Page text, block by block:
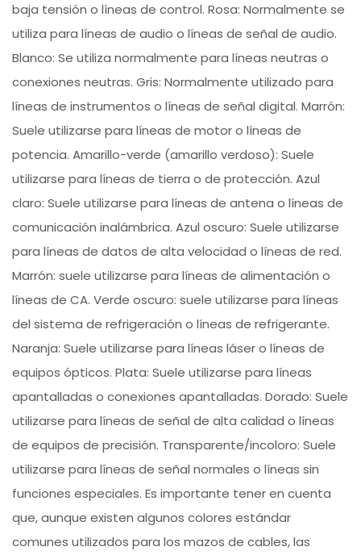
baja tensión o líneas de control. Rosa: Normalmente se
utiliza para líneas de audio o líneas de señal de audio.
Blanco: Se utiliza normalmente para líneas neutras o
conexiones neutras. Gris: Normalmente utilizado para
líneas de instrumentos o líneas de señal digital. Marrón:
Suele utilizarse para líneas de motor o líneas de
potencia. Amarillo-verde (amarillo verdoso): Suele
utilizarse para líneas de tierra o de protección. Azul
claro: Suele utilizarse para líneas de antena o líneas de
comunicación inalámbrica. Azul oscuro: Suele utilizarse
para líneas de datos de alta velocidad o líneas de red.
Marrón: suele utilizarse para líneas de alimentación o
líneas de CA. Verde oscuro: suele utilizarse para líneas
del sistema de refrigeración o líneas de refrigerante.
Naranja: Suele utilizarse para líneas láser o líneas de
equipos ópticos. Plata: Suele utilizarse para líneas
apantalladas o conexiones apantalladas. Dorado: Suele
utilizarse para líneas de señal de alta calidad o líneas
de equipos de precisión. Transparente/incoloro: Suele
utilizarse para líneas de señal normales o líneas sin
funciones especiales. Es importante tener en cuenta
que, aunque existen algunos colores estándar
comunes utilizados para los mazos de cables, las